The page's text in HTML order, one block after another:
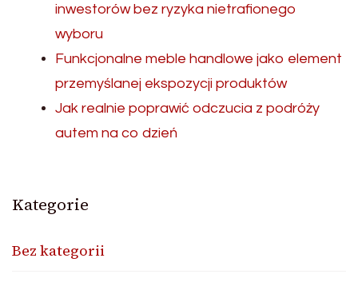
inwestorów bez ryzyka nietrafionego
wyboru
Funkcjonalne meble handlowe jako element
przemyślanej ekspozycji produktów
Jak realnie poprawić odczucia z podróży
autem na co dzień
Kategorie
Bez kategorii